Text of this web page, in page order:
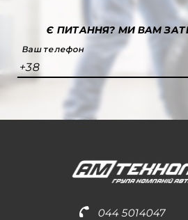
Є ПИТАННЯ?МИ ВАМ
Ваш телефон
+38
044 5014047